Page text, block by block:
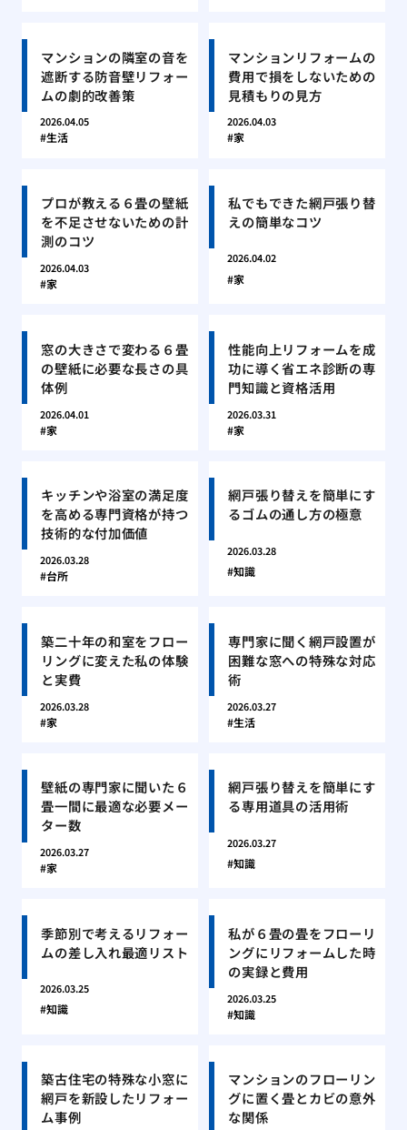
マンションの隣室の音を
遮断する防音壁リフォー
ムの劇的改善策
2026.04.05
生活
マンションリフォームの
費用で損をしないための
見積もりの見方
2026.04.03
家
プロが教える６畳の壁紙
を不足させないための計
測のコツ
2026.04.03
家
私でもできた網戸張り替
えの簡単なコツ
2026.04.02
家
窓の大きさで変わる６畳
の壁紙に必要な長さの具
体例
2026.04.01
家
性能向上リフォームを成
功に導く省エネ診断の専
門知識と資格活用
2026.03.31
家
キッチンや浴室の満足度
を高める専門資格が持つ
技術的な付加価値
2026.03.28
台所
網戸張り替えを簡単にす
るゴムの通し方の極意
2026.03.28
知識
築二十年の和室をフロー
リングに変えた私の体験
と実費
2026.03.28
家
専門家に聞く網戸設置が
困難な窓への特殊な対応
術
2026.03.27
生活
壁紙の専門家に聞いた６
畳一間に最適な必要メー
ター数
2026.03.27
家
網戸張り替えを簡単にす
る専用道具の活用術
2026.03.27
知識
季節別で考えるリフォー
ムの差し入れ最適リスト
2026.03.25
知識
私が６畳の畳をフローリ
ングにリフォームした時
の実録と費用
2026.03.25
知識
築古住宅の特殊な小窓に
網戸を新設したリフォー
ム事例
マンションのフローリン
グに置く畳とカビの意外
な関係